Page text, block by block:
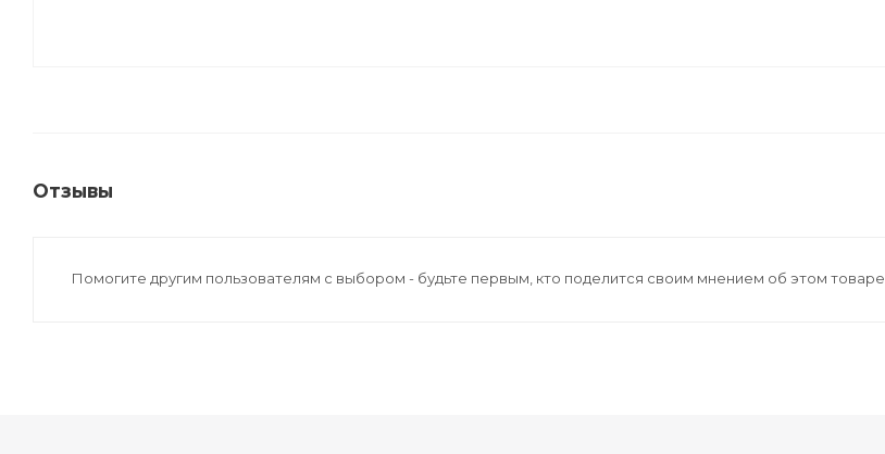
Отзывы
Помогите другим пользователям с выбором - будьте первым, кто поделится своим мнением об этом товаре